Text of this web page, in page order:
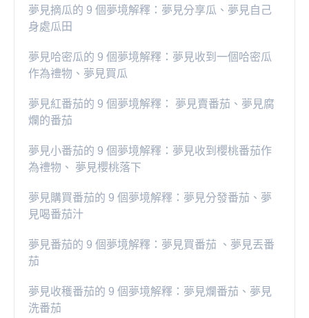
夢見摘瓜的 9 個夢境解釋：夢見分享瓜、夢見自己
身處瓜田
夢見哈密瓜的 9 個夢境解釋：夢見收到一個哈密瓜
作為禮物、夢見買瓜
夢見紅番茄的 9 個夢境解釋： 夢見賣番茄、夢見腐
爛的番茄
​夢見小番茄的 9 個夢境解釋：夢見收到櫻桃番茄作
為禮物、 夢見櫻桃落下
夢見購買番茄的 9 個夢境解釋：夢見分發番茄、夢
見喝番茄汁
夢見番茄的 9 個夢境解釋：夢見買番茄 、夢見丟番
茄
夢見收穫番茄的 9 個夢境解釋：夢見爛番茄、夢見
洗番茄